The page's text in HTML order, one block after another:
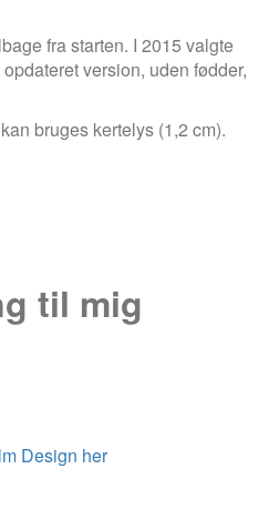
fra starten. I 2015 valgte
version, uden fødder,
bruges kertelys (1,2 cm).
til mig
Design her